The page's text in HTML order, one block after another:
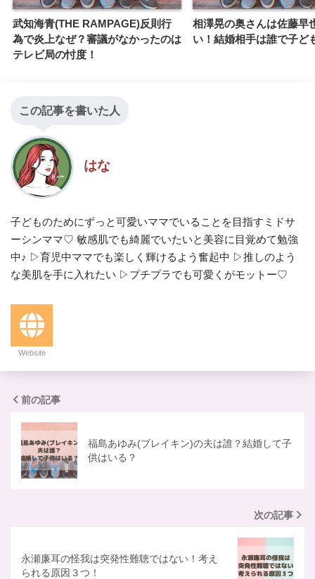
武知海青(THE RAMPAGE)反則行
為で炎上なぜ？審議がなかったのは
テレビ局の忖度！
相澤晃の奥さんは佐藤早
い！結婚相手は誰で子ど
この記事を書いた人
はな
子どものためにずっと可愛いママでいることを目指すミドサ
ーシンママ♡ 敏感肌でも綺麗でいたいと美容に目覚めて勉強
中♪ ▷育児中ママでも楽しく輝けるよう奮起中 ▷推しのよう
な美肌を手に入れたい ▷プチプラでも可愛くがモットー♡
Website
前の記事
福島あゆみ(ブレイキン)の夫は誰？結婚して子
供はいる？
次の記事
永瀬廉耳の怪我は突発性難聴ではない！考え
られる原因３つ！